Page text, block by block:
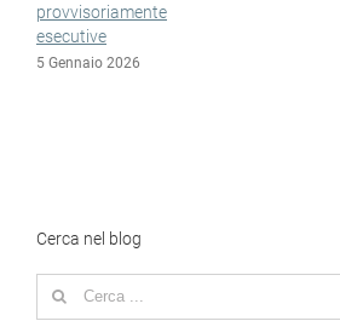
provvisoriamente
esecutive
5 Gennaio 2026
Cerca nel blog
Search